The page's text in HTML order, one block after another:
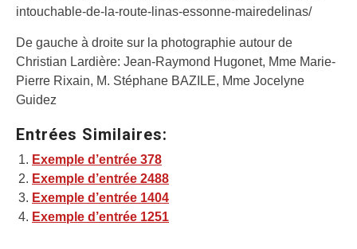
intouchable-de-la-route-linas-essonne-mairedelinas/
De gauche à droite sur la photographie autour de
Christian Lardière: Jean-Raymond Hugonet, Mme Marie-
Pierre Rixain, M. Stéphane BAZILE, Mme Jocelyne
Guidez
Entrées Similaires:
Exemple d’entrée 378
Exemple d’entrée 2488
Exemple d’entrée 1404
Exemple d’entrée 1251